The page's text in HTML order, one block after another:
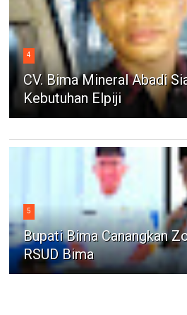
4
CV. Bima Mineral Abadi
Kebutuhan Elpiji
5
Bupati Bima Canangkan
RSUD Bima